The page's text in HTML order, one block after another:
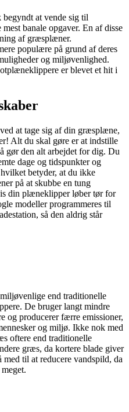
at vende sig til
banale opgaver. En af disse
af græsplæner.
populære på grund af deres
og miljøvenlighed.
er blevet et hit i
at tage sig af din græsplæne,
Alt du skal gøre er at indstille
gør den alt arbejdet for dig. Du
dage og tidspunkter og
betyder, at du ikke
på at skubbe en tung
din plæneklipper løber tør for
modeller programmeres til
så den aldrig står
end traditionelle
De bruger langt mindre
og producerer færre emissioner,
og miljø. Ikke nok med
oftere end traditionelle
græs, da kortere blade giver
med til at reducere vandspild, da